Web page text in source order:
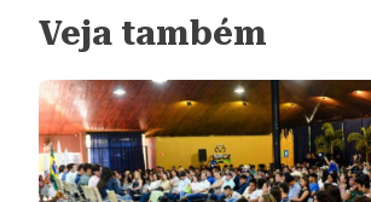
Veja também